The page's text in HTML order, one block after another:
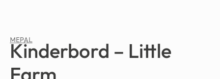
MEPAL
Kinderbord – Little
Farm